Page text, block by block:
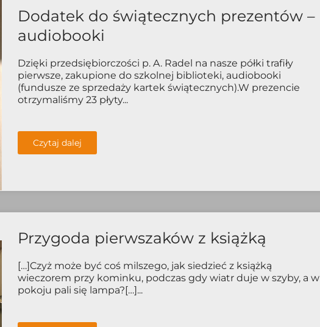
Dodatek do świątecznych prezentów –
audiobooki
Dzięki przedsiębiorczości p. A. Radel na nasze półki trafiły
pierwsze, zakupione do szkolnej biblioteki, audiobooki
(fundusze ze sprzedaży kartek świątecznych).W prezencie
otrzymaliśmy 23 płyty...
Czytaj dalej
Przygoda pierwszaków z książką
[…]Czyż może być coś milszego, jak siedzieć z książką
wieczorem przy kominku, podczas gdy wiatr duje w szyby, a w
pokoju pali się lampa?[…]...